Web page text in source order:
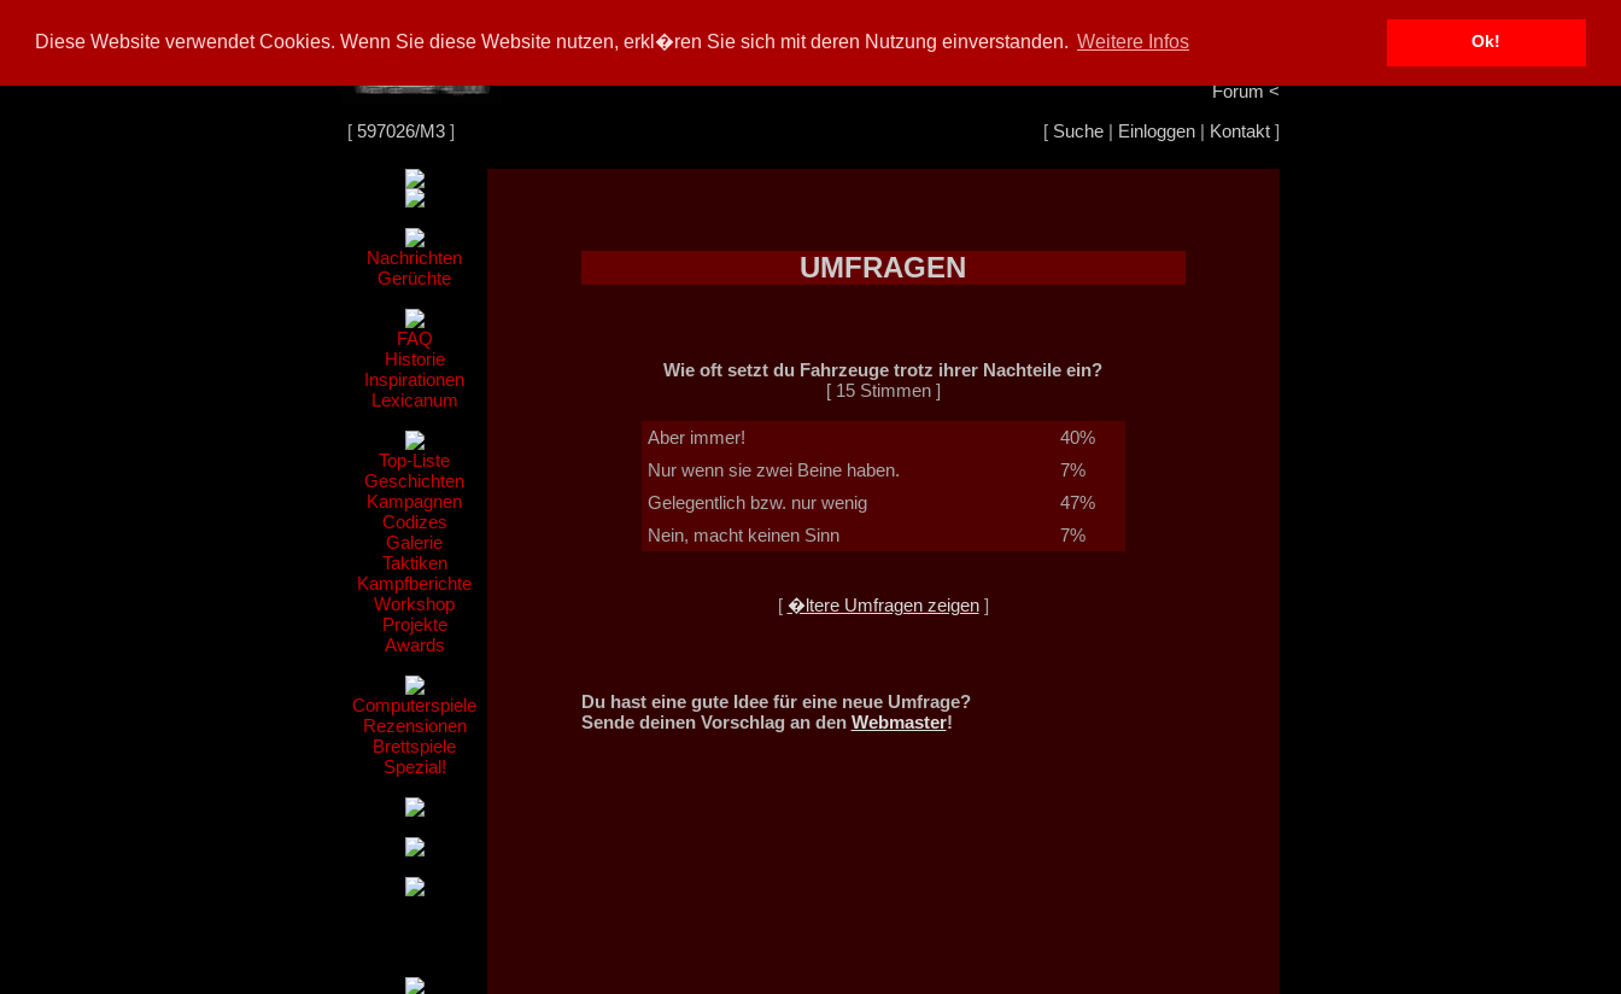
Diese Website verwendet Cookies. Wenn Sie diese Website nutzen, erkl�ren Sie sich mit deren Nutzung einverstanden. Weitere Infos Ok!
Info/Impressum
Forum<
[ 597026/M3] [ Suche| Einloggen| Kontakt]
Nachrichten
Gerüchte
FAQ
Historie
Inspirationen
Lexicanum
Top-Liste
Geschichten
Kampagnen
Codizes
Galerie
Taktiken
Kampfberichte
Workshop
Projekte
Awards
Computerspiele
Rezensionen
Brettspiele
Spezial!
UMFRAGEN
Wie oft setzt du Fahrzeuge trotz ihrer Nachteile ein?
[ 15 Stimmen ]
Aber immer!
40%
Nur wenn sie zwei Beine haben.
7%
Gelegentlich bzw. nur wenig
47%
Nein, macht keinen Sinn
7%
[ �ltere Umfragen zeigen]
Du hast eine gute Idee für eine neue Umfrage?
Sende deinen Vorschlag an den Webmaster!